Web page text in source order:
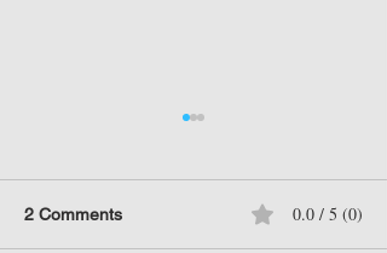
2 Comments 0.0 / 5 (0)